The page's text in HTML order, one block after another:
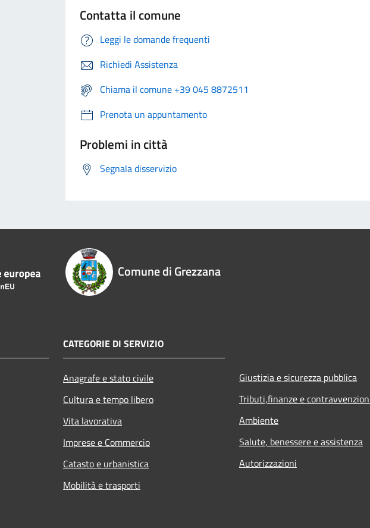
Contatta il comune
Leggi le domande frequenti
Richiedi Assistenza
Chiama il comune +39 045 8872511
Prenota un appuntamento
Problemi in città
Segnala disservizio
Comune di Grezzana
CATEGORIE DI SERVIZIO
Anagrafe e stato civile
Cultura e tempo libero
Vita lavorativa
Imprese e Commercio
Catasto e urbanistica
Mobilità e trasporti
Giustizia e sicurezza pubblica
Tributi,finanze e
Ambiente
Salute, benessere e assistenza
Autorizzazioni